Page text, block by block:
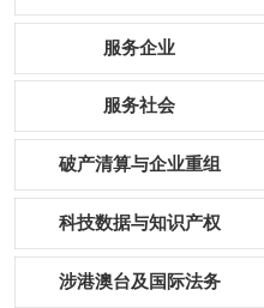
服务企业
服务社会
破产清算与企业重组
科技数据与知识产权
涉港澳台及国际法务